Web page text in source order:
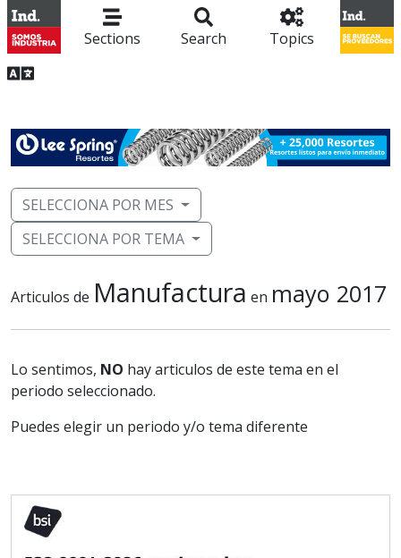
Sections Search Topics
SELECCIONA POR MES
SELECCIONA POR TEMA
Articulos de Manufactura en mayo 2017
Lo sentimos, NO hay articulos de este tema en el
periodo seleccionado.
Puedes elegir un periodo y/o tema diferente